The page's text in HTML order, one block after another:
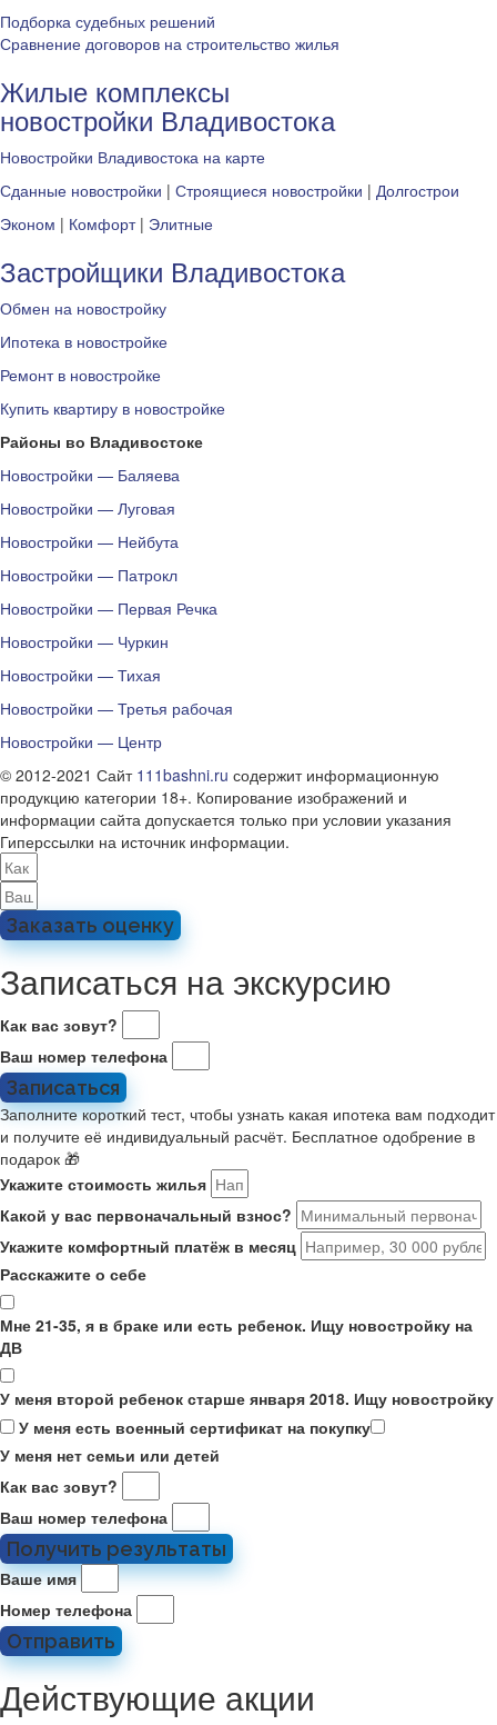
Подборка судебных решений
Сравнение договоров на строительство жилья
Жилые комплексы
новостройки Владивостока
Новостройки Владивостока на карте
Сданные новостройки | Строящиеся новостройки | Долгострои
Эконом | Комфорт| Элитные
Застройщики Владивостока
Обмен на новостройку
Ипотека в новостройке
Ремонт в новостройке
Купить квартиру в новостройке
Районы во Владивостоке
Новостройки — Баляева
Новостройки — Луговая
Новостройки — Нейбута
Новостройки — Патрокл
Новостройки — Первая Речка
Новостройки — Чуркин
Новостройки — Тихая
Новостройки — Третья рабочая
Новостройки — Центр
© 2012-2021 Сайт 111bashni.ru содержит информационную
продукцию категории 18+. Копирование изображений и
информации сайта допускается только при условии указания
Гиперссылки на источник информации.
Заказать оценку
Записаться на экскурсию
Как вас зовут?
Ваш номер телефона
Записаться
Заполните короткий тест, чтобы узнать какая ипотека вам подходит
и получите её индивидуальный расчёт. Бесплатное одобрение в
подарок 🎁
Укажите стоимость жилья
Какой у вас первоначальный взнос?
Укажите комфортный платёж в месяц
Расскажите о себе
Мне 21-35, я в браке или есть ребенок. Ищу новостройку на
ДВ
У меня второй ребенок старше января 2018. Ищу новостройку
У меня есть военный сертификат на покупку
У меня нет семьи или детей
Как вас зовут?
Ваш номер телефона
Получить результаты
Ваше имя
Номер телефона
Отправить
Действующие акции